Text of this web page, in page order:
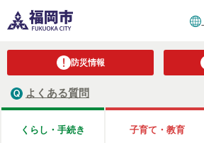
防災情報
よくある質問
くらし・手続き 子育て・教育